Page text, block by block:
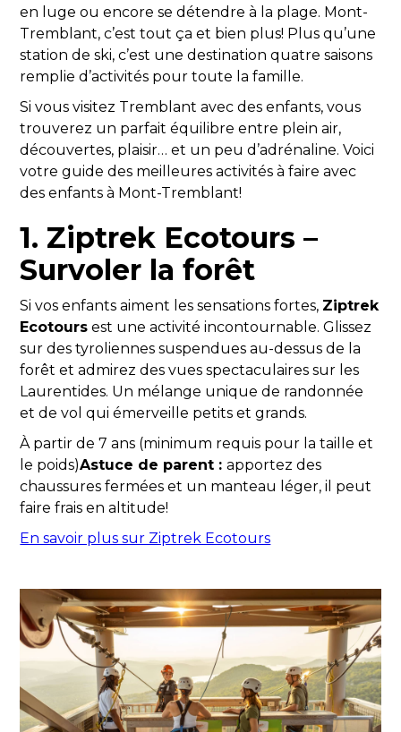
en luge ou encore se détendre à la plage. Mont-
Tremblant, c’est tout ça et bien plus! Plus qu’une
station de ski, c’est une destination quatre saisons
remplie d’activités pour toute la famille.
Si vous visitez Tremblant avec des enfants, vous
trouverez un parfait équilibre entre plein air,
découvertes, plaisir… et un peu d’adrénaline. Voici
votre guide des meilleures activités à faire avec
des enfants à Mont-Tremblant!
1. Ziptrek Ecotours –
Survoler la forêt
Si vos enfants aiment les sensations fortes, Ziptrek
Ecotours est une activité incontournable. Glissez
sur des tyroliennes suspendues au-dessus de la
forêt et admirez des vues spectaculaires sur les
Laurentides. Un mélange unique de randonnée
et de vol qui émerveille petits et grands.
À partir de 7 ans (minimum requis pour la taille et
le poids)Astuce de parent :apportez des
chaussures fermées et un manteau léger, il peut
faire frais en altitude!
En savoir plus sur Ziptrek Ecotours